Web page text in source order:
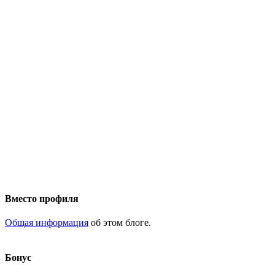
Вместо профиля
Общая информация об этом блоге.
Бонус